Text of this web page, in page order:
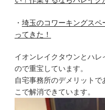
・ 埼玉のコワーキングスペ
ってきた！
イオンレイクタウンとハ
ので重宝しています。
自宅事務所のデメリットで
こで解消できています。